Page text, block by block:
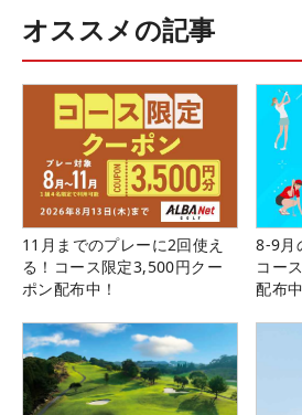
オススメの記事
11月までのプレーに2回使え
る！コース限定3,500円クー
ポン配布中！
8-9月
コー
配布中